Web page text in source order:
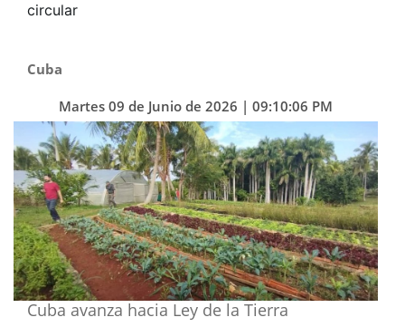
circular
Cuba
Martes 09 de Junio de 2026 | 09:10:06 PM
Cuba avanza hacia Ley de la Tierra